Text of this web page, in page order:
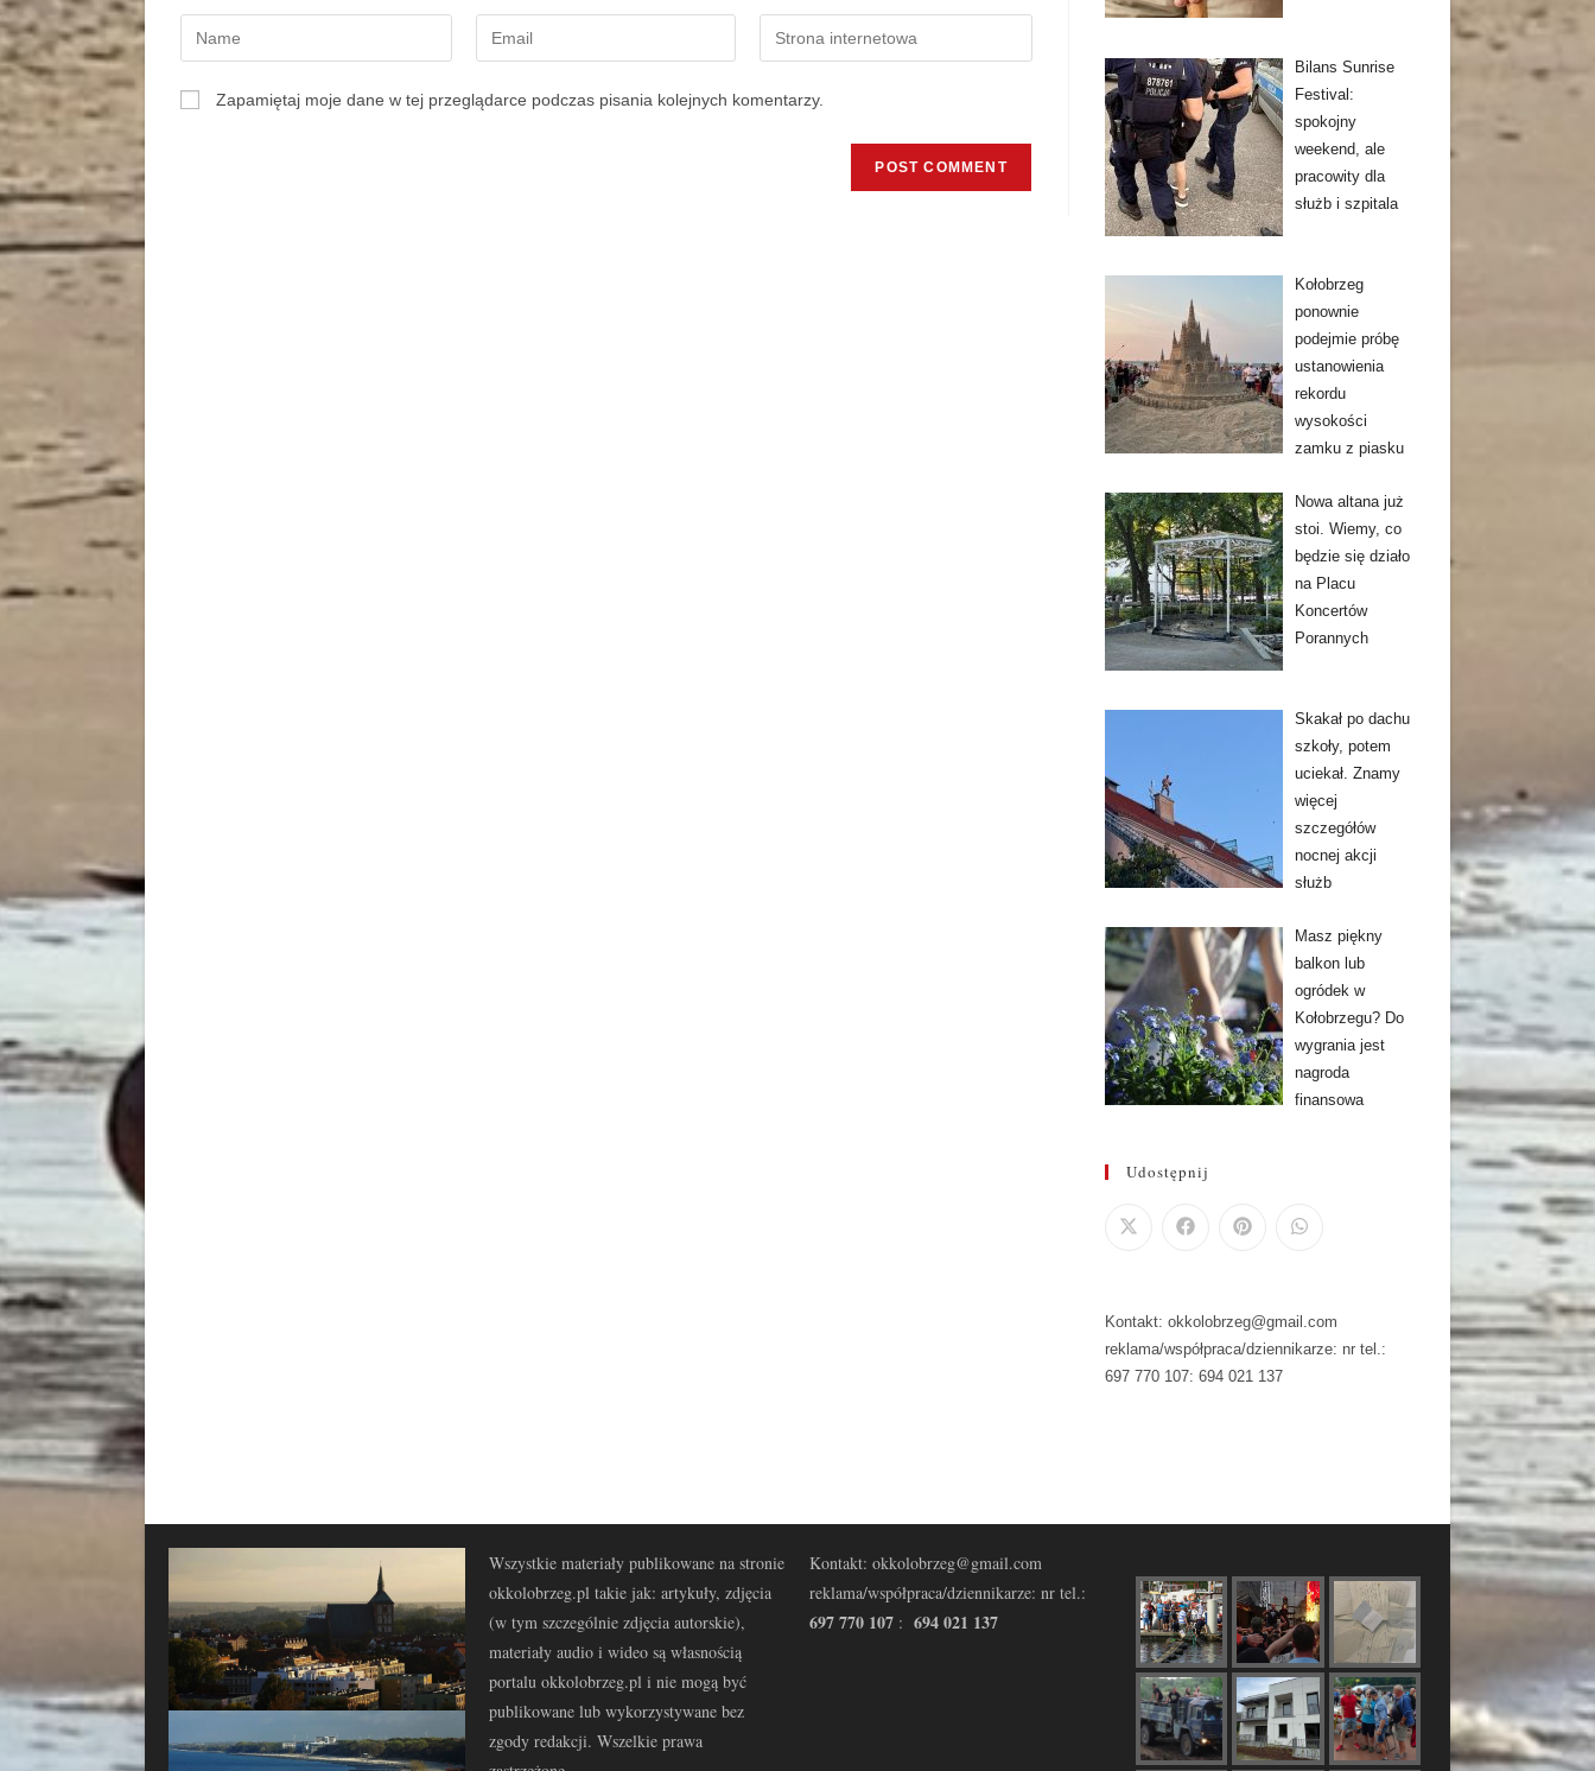
Zapamiętaj moje dane w tej przeglądarce podczas pisania kolejnych komentarzy.
Bilans Sunrise
Festival:
spokojny
weekend, ale
pracowity dla
służb i szpitala
Kołobrzeg
ponownie
podejmie próbę
ustanowienia
rekordu
wysokości
zamku z piasku
Nowa altana już
stoi. Wiemy, co
będzie się działo
na Placu
Koncertów
Porannych
Skakał po dachu
szkoły, potem
uciekał. Znamy
więcej
szczegółów
nocnej akcji
służb
Masz piękny
balkon lub
ogródek w
Kołobrzegu? Do
wygrania jest
nagroda
finansowa
Udostępnij
Kontakt: okkolobrzeg@gmail.com
reklama/współpraca/dziennikarze: nr tel.:
697 770 107: 694 021 137
Wszystkie materiały publikowane na stronie
okkolobrzeg.pl takie jak: artykuły, zdjęcia
(w tym szczególnie zdjęcia autorskie),
materiały audio i wideo są własnością
portalu okkolobrzeg.pl i nie mogą być
publikowane lub wykorzystywane bez
zgody redakcji. Wszelkie prawa
Kontakt: okkolobrzeg@gmail.com
reklama/współpraca/dziennikarze: nr tel.:
697 770 107 : 694 021 137